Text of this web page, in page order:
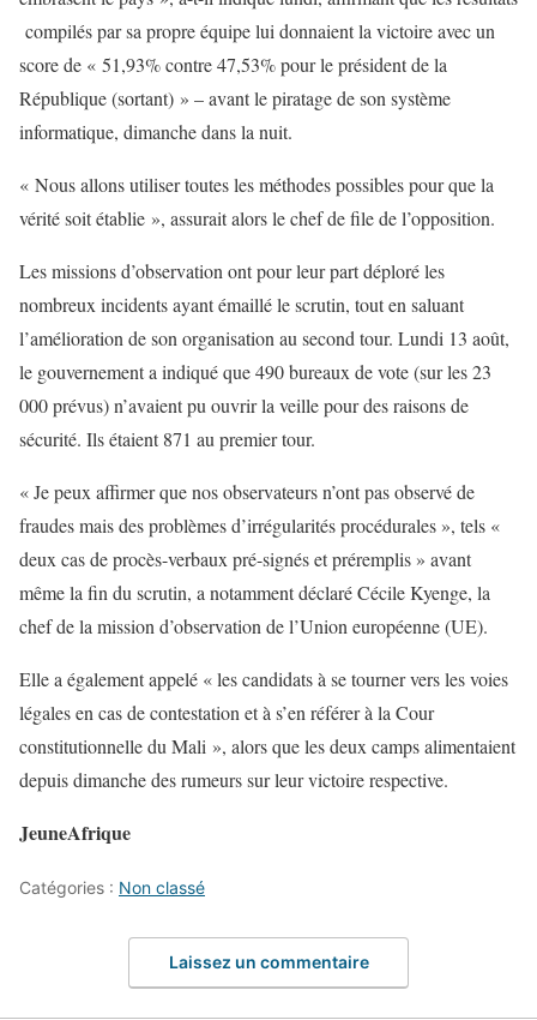
compilés par sa propre équipe lui donnaient la victoire avec un
score de « 51,93% contre 47,53% pour le président de la
République (sortant) » – avant le piratage de son système
informatique, dimanche dans la nuit.
« Nous allons utiliser toutes les méthodes possibles pour que la
vérité soit établie », assurait alors le chef de file de l’opposition.
Les missions d’observation ont pour leur part déploré les
nombreux incidents ayant émaillé le scrutin, tout en saluant
l’amélioration de son organisation au second tour. Lundi 13 août,
le gouvernement a indiqué que 490 bureaux de vote (sur les 23
000 prévus) n’avaient pu ouvrir la veille pour des raisons de
sécurité. Ils étaient 871 au premier tour.
« Je peux affirmer que nos observateurs n’ont pas observé de
fraudes mais des problèmes d’irrégularités procédurales », tels «
deux cas de procès-verbaux pré-signés et préremplis » avant
même la fin du scrutin, a notamment déclaré Cécile Kyenge, la
chef de la mission d’observation de l’Union européenne (UE).
Elle a également appelé « les candidats à se tourner vers les voies
légales en cas de contestation et à s’en référer à la Cour
constitutionnelle du Mali », alors que les deux camps alimentaient
depuis dimanche des rumeurs sur leur victoire respective.
JeuneAfrique
Catégories : Non classé
Laissez un commentaire